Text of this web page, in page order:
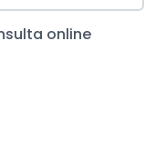
online